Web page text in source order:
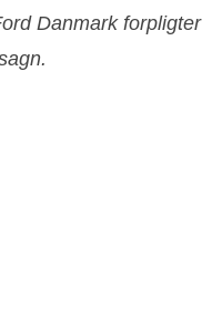
Danmark forpligter